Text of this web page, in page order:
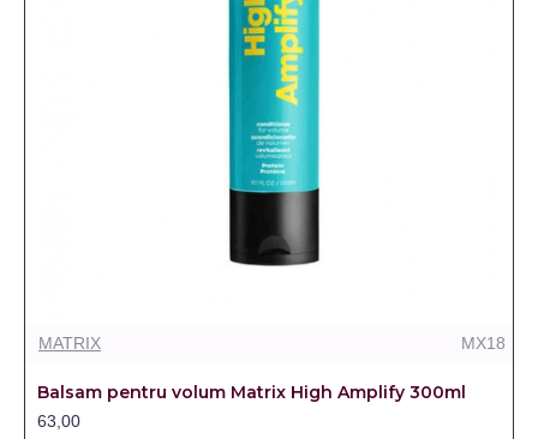
MATRIX MX18
Balsam pentru volum Matrix High Amplify 300ml
63,00